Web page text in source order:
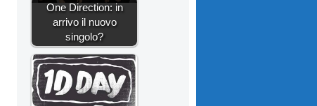
One Direction: in
arrivo il nuovo
singolo?